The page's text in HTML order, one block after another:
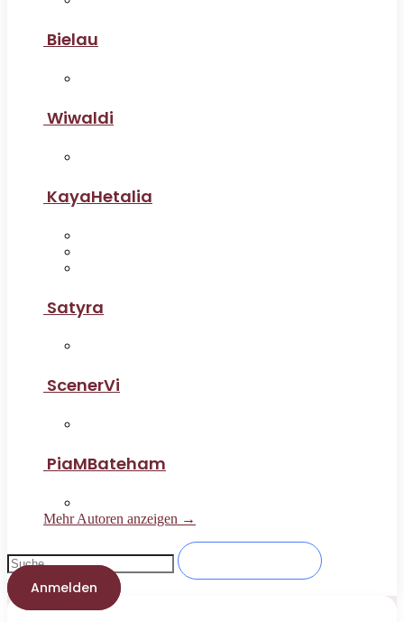
Bielau
Wiwaldi
KayaHetalia
Satyra
ScenerVi
PiaMBateham
Mehr Autoren anzeigen →
Anmelden